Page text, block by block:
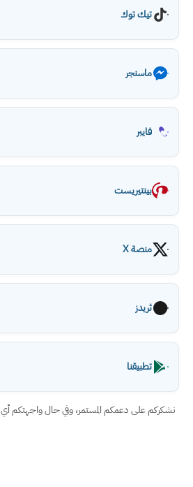
تيك توك
ماسنجر
فايبر
بينتيريست
منصة X
ثريدز
تطبيقنا
نشكركم على دعمكم المستمر، وفي حال واجهتكم أي